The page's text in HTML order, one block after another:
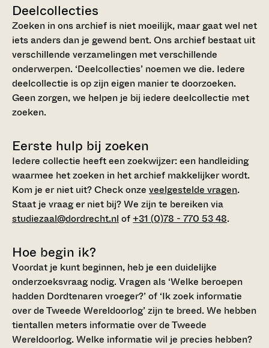
Deelcollecties
Zoeken in ons archief is niet moeilijk, maar gaat wel net
iets anders dan je gewend bent. Ons archief bestaat uit
verschillende verzamelingen met verschillende
onderwerpen. ‘Deelcollecties’ noemen we die. Iedere
deelcollectie is op zijn eigen manier te doorzoeken.
Geen zorgen, we helpen je bij iedere deelcollectie met
zoeken.
Eerste hulp bij zoeken
Iedere collectie heeft een zoekwijzer: een handleiding
waarmee het zoeken in het archief makkelijker wordt.
Kom je er niet uit? Check onze veelgestelde vragen.
Staat je vraag er niet bij? We zijn te bereiken via
studiezaal@dordrecht.nl of+31 (0)78 - 770 53 48.
Hoe begin ik?
Voordat je kunt beginnen, heb je een duidelijke
onderzoeksvraag nodig. Vragen als ‘Welke beroepen
hadden Dordtenaren vroeger?’ of ‘Ik zoek informatie
over de Tweede Wereldoorlog’ zijn te breed. We hebben
tientallen meters informatie over de Tweede
Wereldoorlog. Welke informatie wil je precies hebben?